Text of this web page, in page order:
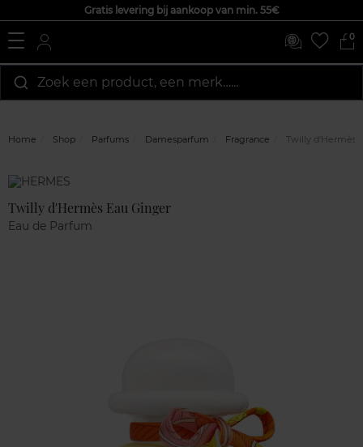
Gratis levering bij aankoop van min. 55€
0
Zoek een product, een merk…...
Home Shop Parfums Damesparfum Fragrance Twilly d'Hermès
Marque
Twilly d'Hermès Eau Ginger
Eau de Parfum